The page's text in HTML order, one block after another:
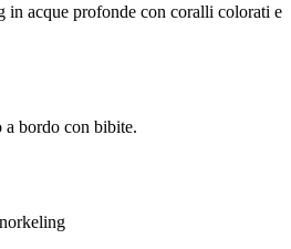
in acque profonde con coralli colorati e
a bordo con bibite.